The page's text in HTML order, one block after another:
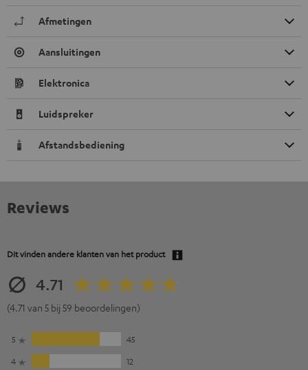
Afmetingen
Aansluitingen
Elektronica
Luidspreker
Afstandsbediening
Reviews
Dit vinden andere klanten van het product
4.71
(4.71 van 5 bij 59 beoordelingen)
5
45
4
12